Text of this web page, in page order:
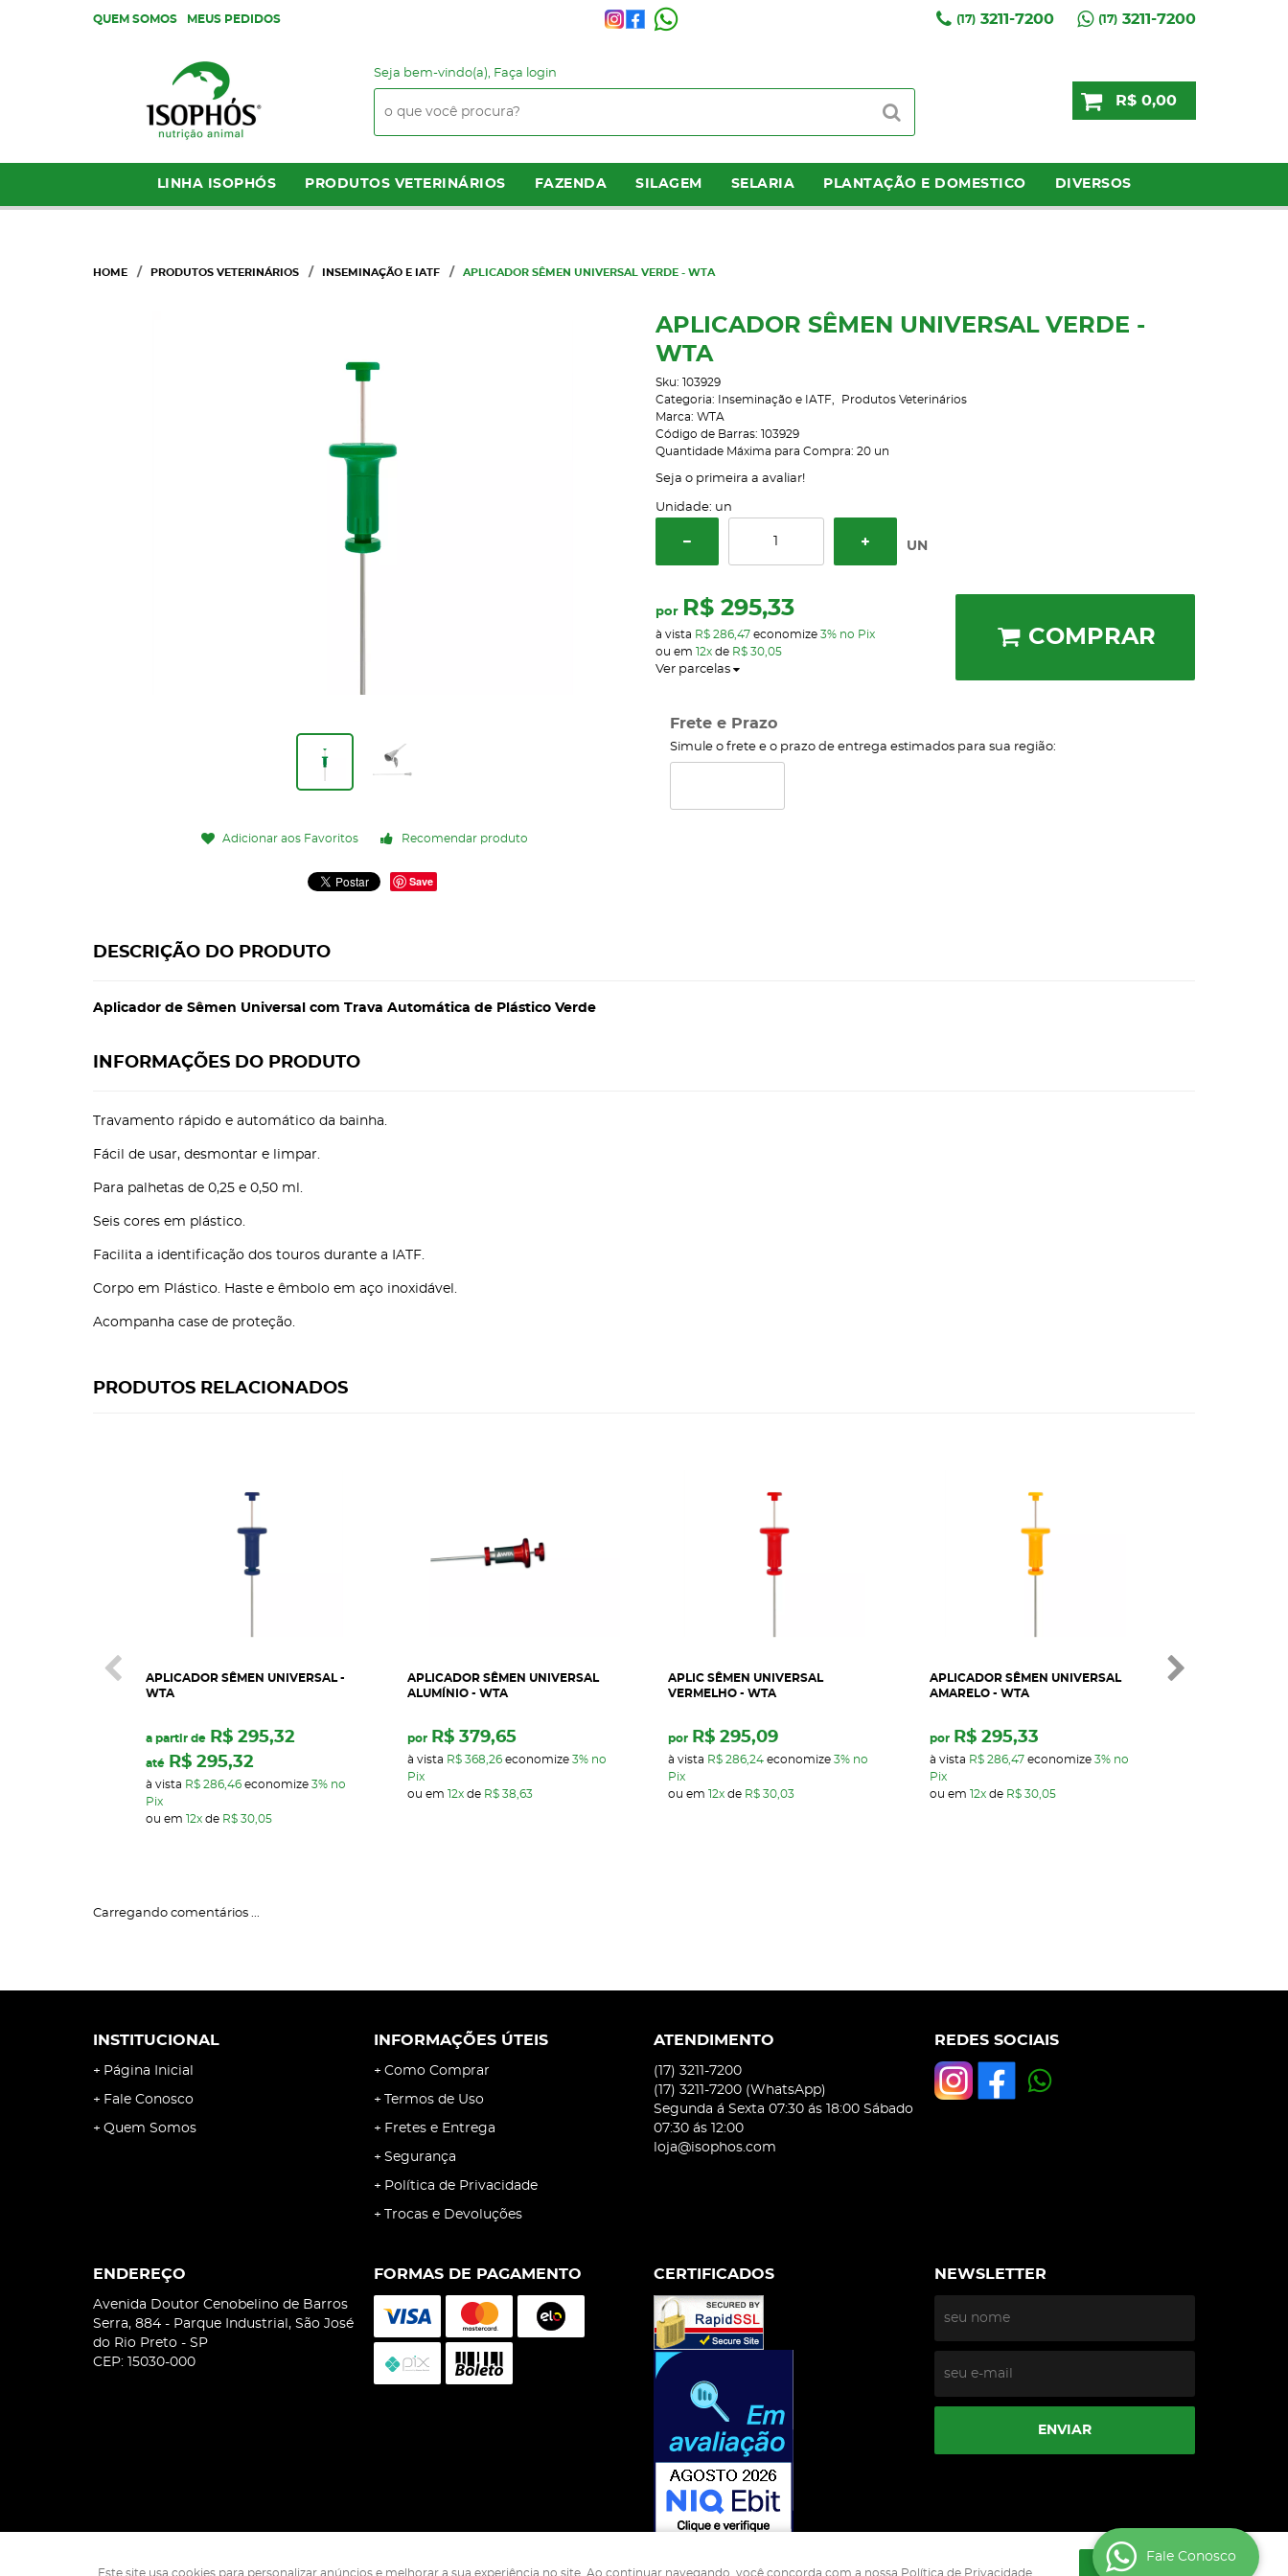
QUEM SOMOS MEUS PEDIDOS (17)3211-7200 (17)3211-7200
Seja bem-vindo(a), Faça login
R$ 0,00
LINHA ISOPHÓS PRODUTOS VETERINÁRIOS FAZENDA SILAGEM SELARIA PLANTAÇÃO E DOMESTICO DIVERSOS
HOME PRODUTOS VETERINÁRIOS INSEMINAÇÃO E IATF APLICADOR SÊMEN UNIVERSAL VERDE - WTA
Adicionar aos Favoritos Recomendar produto
Save
APLICADOR SÊMEN UNIVERSAL VERDE -
WTA
Sku: 103929
Categoria:
Inseminação e IATF
Produtos Veterinários
Marca: WTA
Código de Barras: 103929
Quantidade Máxima para Compra: 20 un
Seja o primeira a avaliar!
Unidade: un
UN
por R$ 295,33
à vista R$ 286,47economize 3% no Pix
ou em 12xde R$ 30,05
Ver parcelas
COMPRAR
Frete e Prazo
Simule o frete e o prazo de entrega estimados para sua região:
DESCRIÇÃO DO PRODUTO
Aplicador de Sêmen Universal com Trava Automática de Plástico Verde
INFORMAÇÕES DO PRODUTO
Travamento rápido e automático da bainha.
Fácil de usar, desmontar e limpar.
Para palhetas de 0,25 e 0,50 ml.
Seis cores em plástico.
Facilita a identificação dos touros durante a IATF.
Corpo em Plástico. Haste e êmbolo em aço inoxidável.
Acompanha case de proteção.
PRODUTOS RELACIONADOS
APLICADOR SÊMEN UNIVERSAL -
WTA
a partir de R$ 295,32
até R$ 295,32
à vista R$ 286,46 economize 3% no
Pix
ou em 12x de R$ 30,05
APLICADOR SÊMEN UNIVERSAL
ALUMÍNIO - WTA
por R$ 379,65
à vista R$ 368,26economize 3% no
Pix
ou em 12xde R$ 38,63
APLIC SÊMEN UNIVERSAL
VERMELHO - WTA
por R$ 295,09
à vista R$ 286,24 economize 3% no
Pix
ou em 12x de R$ 30,03
APLICADOR SÊMEN UNIVERSAL
AMARELO - WTA
por R$ 295,33
à vista R$ 286,47economize 3% no
Pix
ou em 12xde R$ 30,05
Carregando comentários ...
INSTITUCIONAL
Página Inicial
Fale Conosco
Quem Somos
INFORMAÇÕES ÚTEIS
Como Comprar
Termos de Uso
Fretes e Entrega
Segurança
Política de Privacidade
Trocas e Devoluções
ATENDIMENTO
(17) 3211-7200
(17) 3211-7200 (WhatsApp)
Segunda á Sexta 07:30 ás 18:00 Sábado
07:30 ás 12:00
loja@isophos.com
REDES SOCIAIS
ENDEREÇO
Avenida Doutor Cenobelino de Barros
Serra, 884 - Parque Industrial, São José
do Rio Preto - SP
CEP: 15030-000
FORMAS DE PAGAMENTO CERTIFICADOS NEWSLETTER
ENVIAR
Este site usa cookies para personalizar anúncios e melhorar a sua experiência no site. Ao continuar navegando, você concorda com a nossa Política de Privacidade. ENTENDI
Fale Conosco